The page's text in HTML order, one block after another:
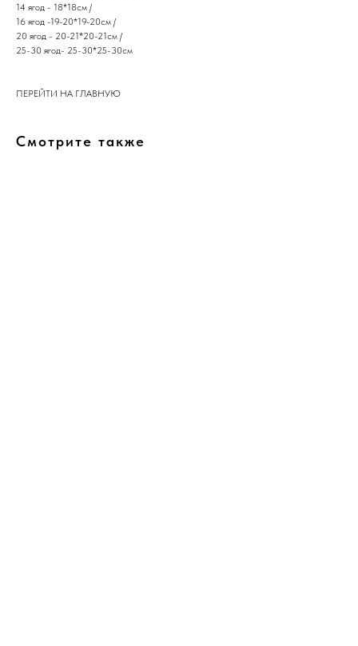
14 ягод - 18*18см /
16 ягод -19-20*19-20см /
20 ягод - 20-21*20-21см /
25-30 ягод- 25-30*25-30см
ПЕРЕЙТИ НА ГЛАВНУЮ
Смотрите также